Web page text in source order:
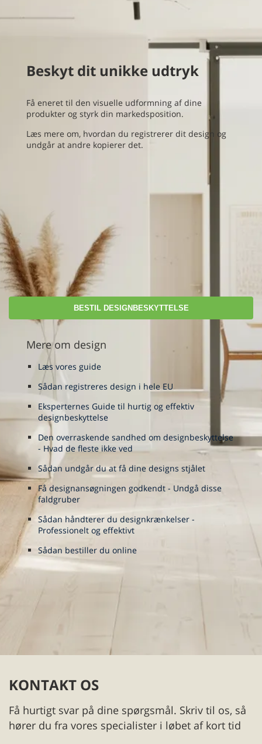
Beskyt dit unikke udtryk
Få eneret til den visuelle udformning af dine
produkter og styrk din markedsposition.
Læs mere om, hvordan du registrerer dit design og
undgår at andre kopierer det.
BESTIL DESIGNBESKYTTELSE
Mere om design
Læs vores guide
Sådan registreres design i hele EU
Eksperternes Guide til hurtig og effektiv
designbeskyttelse
Den overraskende sandhed om designbeskyttelse
- Hvad de fleste ikke ved
Sådan undgår du at få dine designs stjålet
Få designansøgningen godkendt - Undgå disse
faldgruber
Sådan håndterer du designkrænkelser -
Professionelt og effektivt
Sådan bestiller du online
KONTAKT OS
Få hurtigt svar på dine spørgsmål. Skriv til os, så
hører du fra vores specialister i løbet af kort tid